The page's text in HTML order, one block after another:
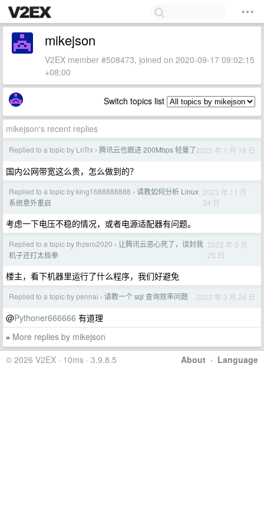
mikejson
V2EX member #508473, joined on 2020-09-17 09:02:15
+08:00
Switch topics list
mikejson's recent replies
Replied to a topic by LnTrx › 腾讯云也跟进 200Mbps 轻量了2025 年 1 月 18 日
国内公网带宽这么贵，怎么做到的？
Replied to a topic by king1688888888 › 请教如何分析 Linux
系统意外重启
2023 年 11 月
24 日
考虑一下电压不稳的情况，或者电源适配器有问题。
Replied to a topic by thzero2020 › 让腾讯云恶心死了，误封我
机子还打太极拳
2022 年 3 月
25 日
楼主，看下机器里运行了什么程序，我们好避免
Replied to a topic by pennai › 请教一个 sql 查询效率问题 2022 年 3 月 24 日
@Pythoner666666 有道理
» More replies by mikejson
About · Language
© 2026 V2EX · 10ms · 3.9.8.5